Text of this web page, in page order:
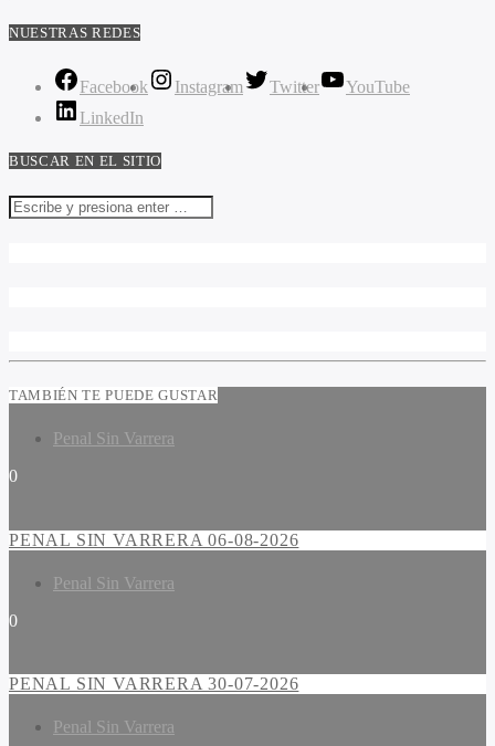
NUESTRAS REDES
Facebook Instagram Twitter
YouTube
LinkedIn
BUSCAR EN EL SITIO
TAMBIÉN TE PUEDE GUSTAR
Penal Sin Varrera
0
PENAL SIN VARRERA 06-08-2026
Penal Sin Varrera
0
PENAL SIN VARRERA 30-07-2026
Penal Sin Varrera